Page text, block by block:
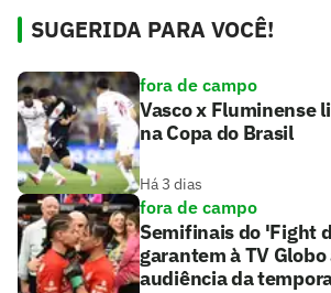
SUGERIDA PARA VOCÊ!
fora de campo
Vasco x Fluminense
na Copa do Brasil
Há 3 dias
fora de campo
Semifinais do 'Fight
garantem à TV
audiência da